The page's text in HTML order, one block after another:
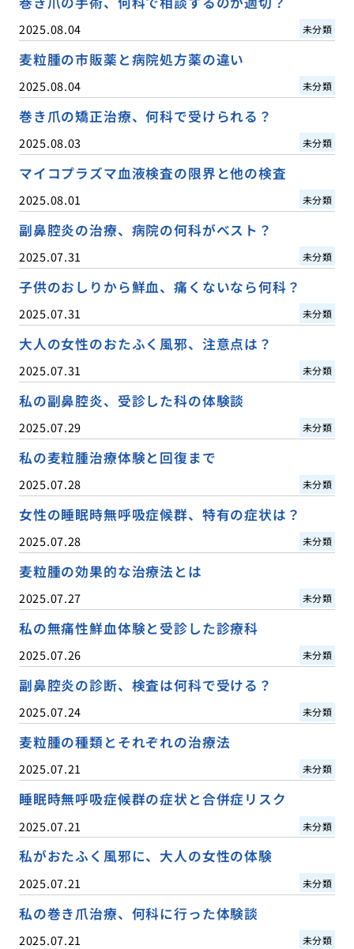
2025.08.04 未分類
麦粒腫の市販薬と病院処方薬の違い
2025.08.04 未分類
巻き爪の矯正治療、何科で受けられる？
2025.08.03 未分類
マイコプラズマ血液検査の限界と他の検査
2025.08.01 未分類
副鼻腔炎の治療、病院の何科がベスト？
2025.07.31 未分類
子供のおしりから鮮血、痛くないなら何科？
2025.07.31 未分類
大人の女性のおたふく風邪、注意点は？
2025.07.31 未分類
私の副鼻腔炎、受診した科の体験談
2025.07.29 未分類
私の麦粒腫治療体験と回復まで
2025.07.28 未分類
女性の睡眠時無呼吸症候群、特有の症状は？
2025.07.28 未分類
麦粒腫の効果的な治療法とは
2025.07.27 未分類
私の無痛性鮮血体験と受診した診療科
2025.07.26 未分類
副鼻腔炎の診断、検査は何科で受ける？
2025.07.24 未分類
麦粒腫の種類とそれぞれの治療法
2025.07.21 未分類
睡眠時無呼吸症候群の症状と合併症リスク
2025.07.21 未分類
私がおたふく風邪に、大人の女性の体験
2025.07.21 未分類
私の巻き爪治療、何科に行った体験談
2025.07.21 未分類